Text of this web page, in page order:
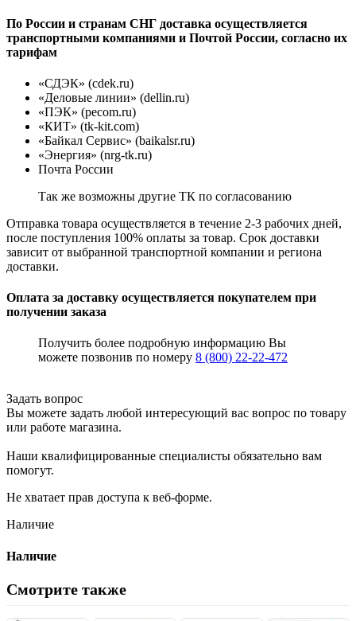
По России и странам СНГ доставка осуществляется
транспортными компаниями и Почтой России, согласно их
тарифам
«СДЭК» (cdek.ru)
«Деловые линии» (dellin.ru)
«ПЭК» (pecom.ru)
«КИТ» (tk-kit.com)
«Байкал Сервис» (baikalsr.ru)
«Энергия» (nrg-tk.ru)
Почта России
Так же возможны другие ТК по согласованию
Отправка товара осуществляется в течение 2-3 рабочих дней,
после поступления 100% оплаты за товар. Срок доставки
зависит от выбранной транспортной компании и региона
доставки.
Оплата за доставку осуществляется покупателем при
получении заказа
Получить более подробную информацию Вы
можете позвонив по номеру 8 (800) 22-22-472
Задать вопрос
Вы можете задать любой интересующий вас вопрос по товару
или работе магазина.
Наши квалифицированные специалисты обязательно вам
помогут.
Не хватает прав доступа к веб-форме.
Наличие
Наличие
Смотрите также